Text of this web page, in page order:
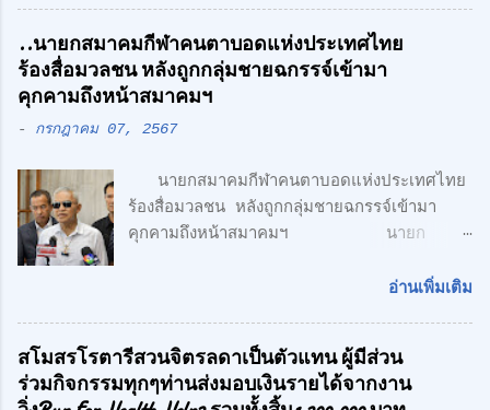
ศักดิ์สิทธิ์ คูณรัตนศิริ และชุติพนธ์ กิตติเกษม
ศักดิ์ เปิดตัวสาชาเพิ่มที่ลำลูกกา เน้นความทัน
สมัย สะดวกสบาย ทั้ง โรงงาน พร้อมออฟฟิศ 3
ชั้น + 1 ชั้นลอย สไตล์ Modern Loft โดย
นาที จากรถไฟฟ้า สายสีเขียว ด้าน CONCEPT
ของโครงการ "Simplicity is the
Ultimate Sophistication" -
ความเรียบง่าย คือ สูงสุดแห่งสุนทรียภาพ เรา
Design วัสดุทุกชิ้น ถูกเลือกอย่างตั้งใจ เพื่อ
ความลงตัว และมีระดับ " สำหรับโครงการนี้
ตั้งอยู่บน ถนนเลียบทางด่วนวงแหวนรอบนอก
..นายกสมาคมกีฬาคนตาบอดแห่งประเทศไทย
ร้องสื่อมวลชน หลังถูกกลุ่มชายฉกรรจ์เข้ามา
คุกคามถึงหน้าสมาคมฯ
- กรกฎาคม 07, 2567
นายกสมาคมกีฬาคนตาบอดแห่งประเทศไทย
ร้องสื่อมวลชน หลังถูกกลุ่มชายฉกรรจ์เข้ามา
คุกคามถึงหน้าสมาคมฯ นายก
สื่อมวลชน หลังถูกกลุ่มชายฉกรรจ์เข้ามาคุกคาม
ตาบอด เดินทางไปยื่นหนังสือถึงนายเศรษฐา ทวี
สิน นายกรัฐมนตรี เรียกร้องขอความเป็นธรรม
อ่านเพิ่มเติม
สโมสรโรตารีสวนจิตรลดาเป็นตัวแทน ผู้มีส่วน
ร่วมกิจกรรมทุกๆท่านส่งมอบเงินรายได้จากงาน